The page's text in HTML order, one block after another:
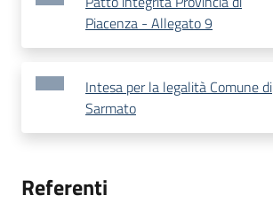
Piacenza - Allegato 9
Intesa per la legalità Comune di
Sarmato
Referenti